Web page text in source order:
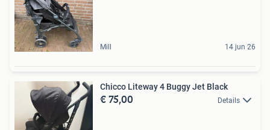
Mill 14 jun 26
Chicco Liteway 4 Buggy Jet Black
€ 75,00 Details